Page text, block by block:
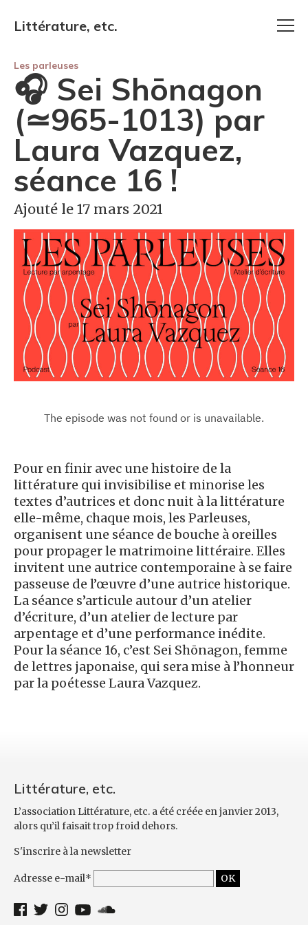
Littérature, etc.
Les parleuses
🎧 Sei Shōnagon
(≃965-1013) par
Laura Vazquez,
séance 16 !
Ajouté le 17 mars 2021
Pour en finir avec une histoire de la
littérature qui invisibilise et minorise les
textes d’autrices et donc nuit à la littérature
elle-même, chaque mois, les Parleuses,
organisent une séance de bouche à oreilles
pour propager le matrimoine littéraire. Elles
invitent une autrice contemporaine à se faire
passeuse de l’œuvre d’une autrice historique.
La séance s’articule autour d’un atelier
d’écriture, d’un atelier de lecture par
arpentage et d’une performance inédite.
Pour la séance 16, c’est Sei Shōnagon, femme
de lettres japonaise, qui sera mise à l’honneur
par la poétesse Laura Vazquez.
Littérature, etc.
L’association Littérature, etc. a été créée en janvier 2013,
alors qu’il faisait trop froid dehors.
S'inscrire à la newsletter
Adresse e-mail*